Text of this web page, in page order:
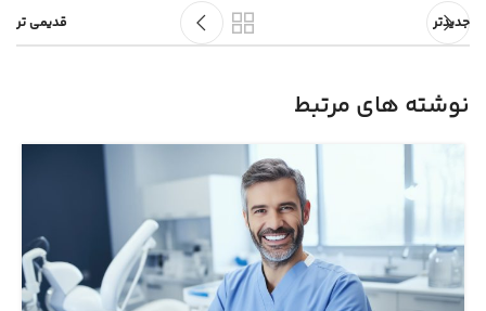
جدیدتر قدیمی تر
نوشته های مرتبط